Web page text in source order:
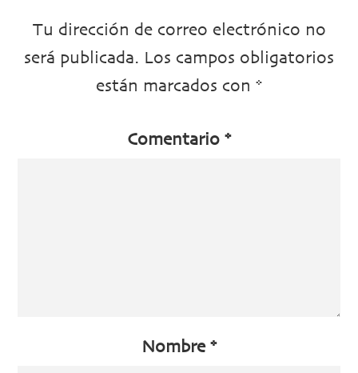
Tu dirección de correo electrónico no
será publicada. Los campos obligatorios
están marcados con *
Comentario *
Nombre *